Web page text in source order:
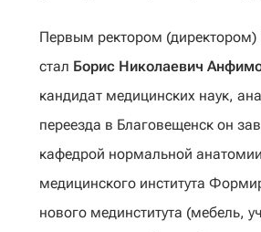
Первым ректором
стал Борис Николаевич
кандидат медицинских наук,
переезда в Благовещенск он
кафедрой нормальной
медицинского института
нового мединститута (мебель,